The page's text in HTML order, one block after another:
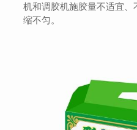
机和调胶机施胶量不适宜
缩不匀。